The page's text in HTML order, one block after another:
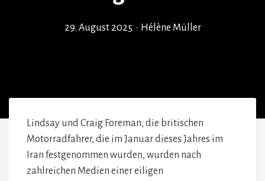
29. August 2025 • Hélène Müller
Lindsay und Craig Foreman, die britischen
Motorradfahrer, die im Januar dieses Jahres im
Iran festgenommen wurden, wurden nach
zahlreichen Medien einer eiligen